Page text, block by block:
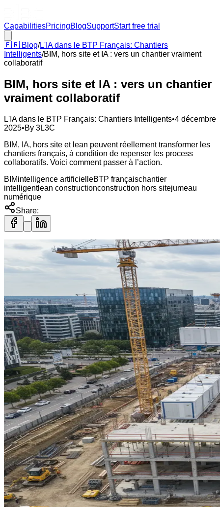
CapabilitiesPricingBlogSupportStart free trial
🇫🇷 Blog/L'IA dans le BTP Français: Chantiers
Intelligents/BIM, hors site et IA : vers un chantier vraiment
collaboratif
BIM, hors site et IA : vers un chantier
vraiment collaboratif
L'IA dans le BTP Français: Chantiers Intelligents•4 décembre
2025•By 3L3C
BIM, IA, hors site et lean peuvent réellement transformer les
chantiers français, à condition de repenser les process
collaboratifs. Voici comment passer à l’action.
BIMintelligence artificielleBTP françaischantier
intelligentlean constructionconstruction hors sitejumeau
numérique
Share: